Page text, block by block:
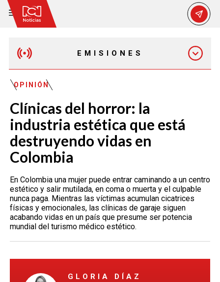
EMISIONES
EMISIÓN 12:30 PM
EMISIÓN 7:00 PM
EMISIÓN 11:30 PM
OPINIÓN
Clínicas del horror: la
industria estética que está
destruyendo vidas en
Colombia
En Colombia una mujer puede entrar caminando a un centro
estético y salir mutilada, en coma o muerta y el culpable
nunca paga. Mientras las víctimas acumulan cicatrices
físicas y emocionales, las clínicas de garaje siguen
acabando vidas en un país que presume ser potencia
mundial del turismo médico estético.
GLORIA DÍAZ